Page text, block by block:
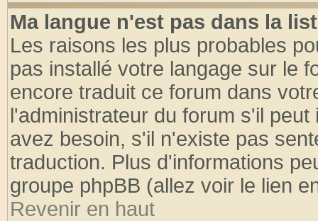
Ma langue n'est pas dans la
Les raisons les plus probables
pas installé votre langage sur le
encore traduit ce forum dans
l'administrateur du forum s'il
avez besoin, s'il n'existe pas
traduction. Plus d'informations
groupe phpBB (allez voir le lien
Revenir en haut